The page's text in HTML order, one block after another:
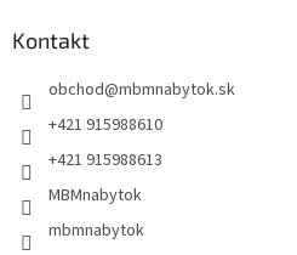
Kontakt
obchod@mbmnabytok.sk
+421 915988610
+421 915988613
MBMnabytok
mbmnabytok